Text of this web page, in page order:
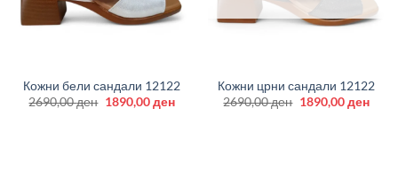
Кожни бели сандали 12122
2690,00ден Original
1890,00денCurrent
Кожни црни сандали 12122
2690,00ден Original
1890,00ден